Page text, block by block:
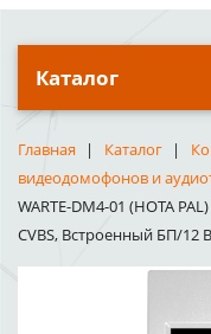
Каталог
Главная Каталог
видеодомофонов и
WARTE-DM4-01 (НОТА
CVBS, Встроенный БП/12